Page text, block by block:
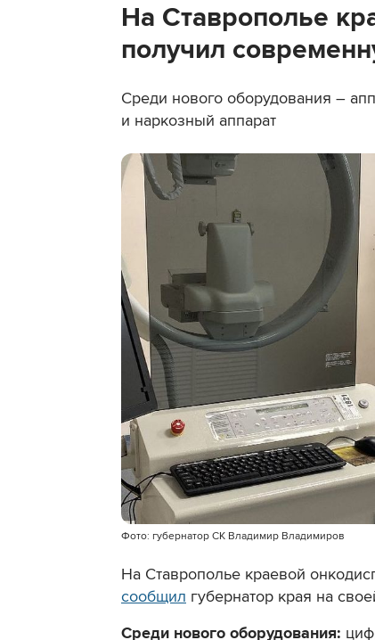
На Ставрополье
получил
Среди нового оборудования –
и наркозный аппарат
Фото: губернатор СК Владимир Владимиров
На Ставрополье краевой
сообщил губернатор края на
Среди нового оборудования: